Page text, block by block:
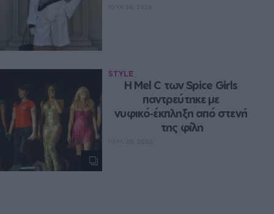
STYLE
Η Mel C των Spice Girls
παντρεύτηκε με
νυφικό‑έκπληξη από στενή
της φίλη